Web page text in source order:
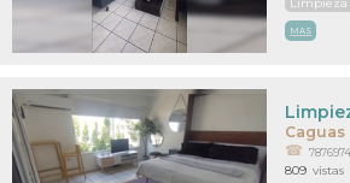
MAS
Caguas
809 vistas